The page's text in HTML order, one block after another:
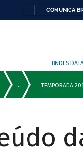
COMUNICA BR
BNDES DATA